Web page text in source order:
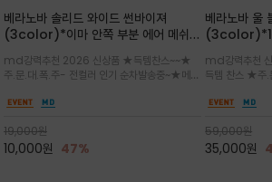
베라노바 솔리드 와이드 썬바이져
(3color)*이마 안쪽 부분 에어 메쉬
노바 심볼 전사 인쇄(Transfer
Printing)뒷밴딩으로 사이즈 조절이 가
능해 누구나 안정적으로 착용
md강력추천 2026 신상품 ★득템찬스~~★
주.문.대.폭.주- 전컬러 인기 순차발송중~★메쉬
일 보송보송한 스킨케어 핏(Skin-care fit)을
프,여행까지~~
19,000원
10,000원 47%
베라노바 울
잡는 감각적
뒷면의 은은
터치감으로 완성도를 높
md강력추천
득템 찬스 ★주
인트를 주기 좋
스러움을 동시에
59,000원
35,000원